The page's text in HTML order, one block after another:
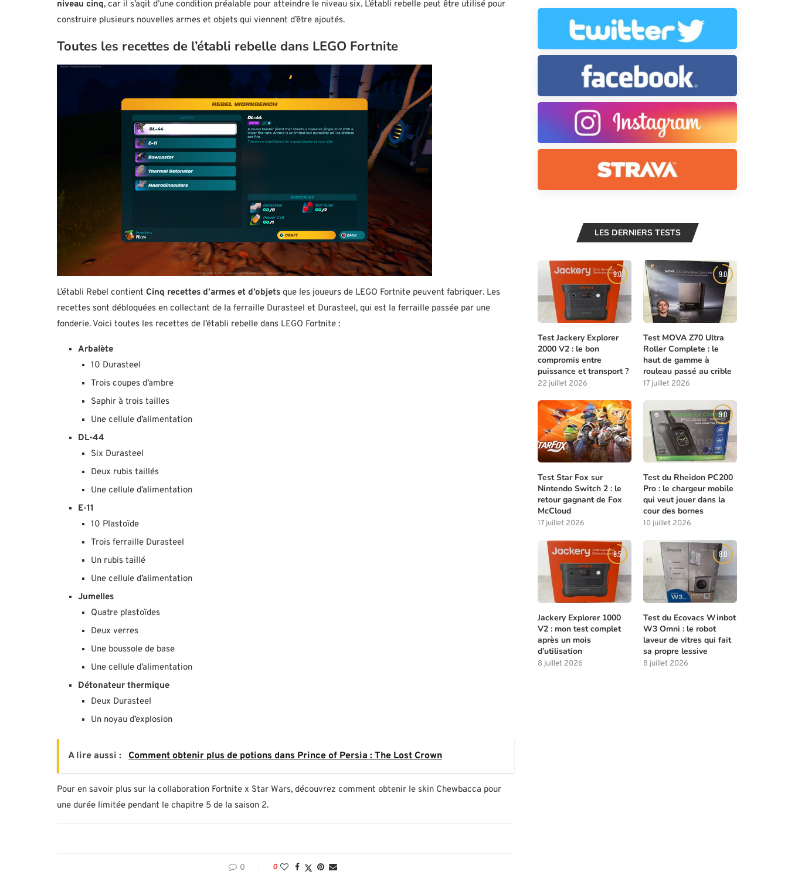
niveau cinq, car il s’agit d’une condition préalable pour atteindre le niveau six. L’établi rebelle peut être utilisé pour
construire plusieurs nouvelles armes et objets qui viennent d’être ajoutés.
Toutes les recettes de l’établi rebelle dans LEGO Fortnite
L’établi Rebel contient Cinq recettes d’armes et d’objets que les joueurs de LEGO Fortnite peuvent fabriquer. Les
recettes sont débloquées en collectant de la ferraille Durasteel et Durasteel, qui est la ferraille passée par une
fonderie. Voici toutes les recettes de l’établi rebelle dans LEGO Fortnite :
Arbalète
10 Durasteel
Trois coupes d’ambre
Saphir à trois tailles
Une cellule d’alimentation
DL-44
Six Durasteel
Deux rubis taillés
Une cellule d’alimentation
E-11
10 Plastoïde
Trois ferraille Durasteel
Un rubis taillé
Une cellule d’alimentation
Jumelles
Quatre plastoïdes
Deux verres
Une boussole de base
Une cellule d’alimentation
Détonateur thermique
Deux Durasteel
Un noyau d’explosion
A lire aussi : Comment obtenir plus de potions dans Prince of Persia : The Lost Crown
Pour en savoir plus sur la collaboration Fortnite x Star Wars, découvrez comment obtenir le skin Chewbacca pour
une durée limitée pendant le chapitre 5 de la saison 2.
0 0
LES DERNIERS TESTS
9.0
Test Jackery Explorer
2000 V2 : le bon
compromis entre
puissance et transport ?
22 juillet 2026
9.0
Test MOVA Z70 Ultra
Roller Complete : le
haut de gamme à
rouleau passé au crible
17 juillet 2026
8.0
Test Star Fox sur
Nintendo Switch 2 : le
retour gagnant de Fox
McCloud
17 juillet 2026
9.0
Test du Rheidon PC200
Pro : le chargeur mobile
qui veut jouer dans la
cour des bornes
10 juillet 2026
8.5
Jackery Explorer 1000
V2 : mon test complet
après un mois
d’utilisation
8 juillet 2026
8.0
Test du Ecovacs Winbot
W3 Omni : le robot
laveur de vitres qui fait
sa propre lessive
8 juillet 2026